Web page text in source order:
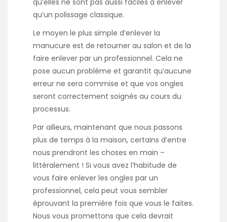
qu’elles ne sont pas aussi faciles à enlever
qu’un polissage classique.
Le moyen le plus simple d’enlever la
manucure est de retourner au salon et de la
faire enlever par un professionnel. Cela ne
pose aucun problème et garantit qu’aucune
erreur ne sera commise et que vos ongles
seront correctement soignés au cours du
processus.
Par ailleurs, maintenant que nous passons
plus de temps à la maison, certains d’entre
nous prendront les choses en main –
littéralement ! Si vous avez l’habitude de
vous faire enlever les ongles par un
professionnel, cela peut vous sembler
éprouvant la première fois que vous le faites.
Nous vous promettons que cela devrait